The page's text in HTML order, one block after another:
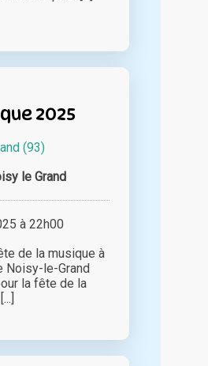
2025
(93)
le Grand
à 22h00
de la musique à
Noisy-le-Grand
la fête de la